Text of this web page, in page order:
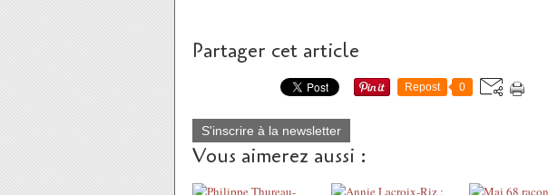
Partager cet article
Repost 0
S'inscrire à la newsletter
Vous aimerez aussi :